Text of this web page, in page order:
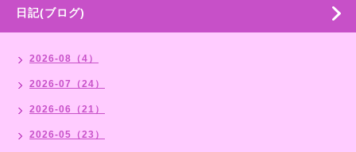
日記(ブログ)
2026-08（4）
2026-07（24）
2026-06（21）
2026-05（23）